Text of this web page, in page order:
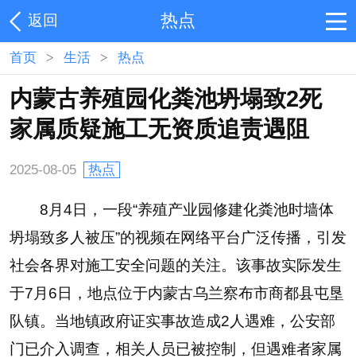
返回 热点
首页 > 生活 > 热点
内蒙古养殖园化粪池坍塌致2死
家属质疑施工无资质追责遇阻
2025-08-05 热点
8月4日，一段“养殖产业园修建化粪池时墙体
坍塌致多人被压”的视频在网络平台广泛传播，引发
社会各界对施工安全问题的关注。该事故实际发生
于7月6日，地点位于内蒙古乌兰察布市商都县屯垦
队镇。当地镇政府证实事故造成2人遇难，公安部
门已介入调查，相关人员已被控制，但遇难者家属